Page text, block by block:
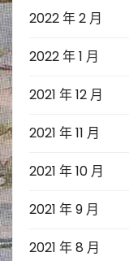
2022 年 2 月
2022 年 1 月
2021 年 12 月
2021 年 11 月
2021 年 10 月
2021 年 9 月
2021 年 8 月